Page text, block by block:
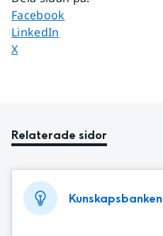
Dela sidan på
Facebook
Dela sidan på
LinkedIn
Dela sidan på
X
Relaterade sidor
Kunskapsbanken